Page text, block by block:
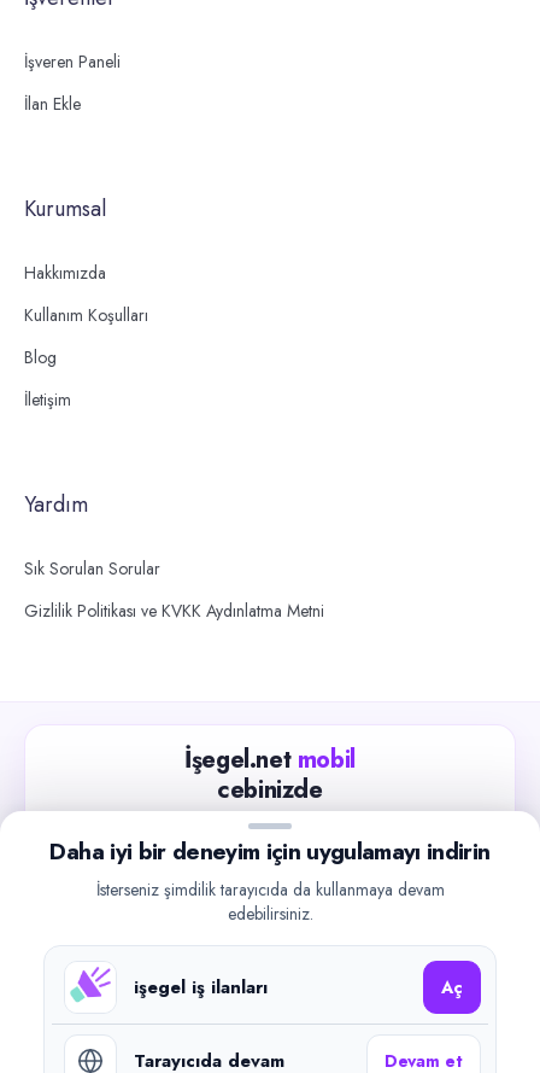
İşveren Paneli
İlan Ekle
Kurumsal
Hakkımızda
Kullanım Koşulları
Blog
İletişim
Yardım
Sık Sorulan Sorular
Gizlilik Politikası ve KVKK Aydınlatma Metni
İşegel.net mobil
cebinizde
Güncel iş ilanlarını takip edin, işverenlerle hızlıca
iletişime geçin.
Google Play
©2026işegel.net. Tüm hakları saklıdır.
Daha iyi bir deneyim için uygulamayı indirin
İsterseniz şimdilik tarayıcıda da kullanmaya devam
edebilirsiniz.
işegel iş ilanları Aç
Tarayıcıda devam Devam et